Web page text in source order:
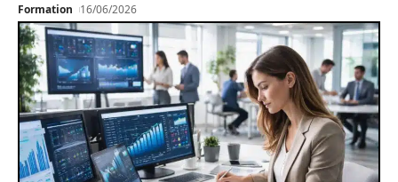
Formation 16/06/2026